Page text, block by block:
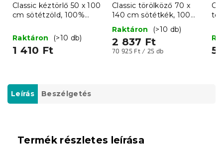
Classic kéztörlő 50 x 100
cm sötétzöld, 100%
Raktáron
(>10 db)
1 410 Ft
Classic törölköző 70 x
140 cm sötétkék, 100%
pamut
Raktáron (>10 db)
2 837 Ft
Egységár:
70 925 Ft / 25 db
Leírás Beszélgetés
Termék részletes leírása